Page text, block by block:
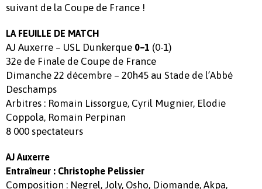
suivant de la Coupe de France !
LA FEUILLE DE MATCH
AJ Auxerre – USL Dunkerque 0–1 (0-1)
32e de Finale de Coupe de France
Dimanche 22 décembre – 20h45 au Stade de l’Abbé
Deschamps
Arbitres : Romain Lissorgue, Cyril Mugnier, Elodie
Coppola, Romain Perpinan
8 000 spectateurs
AJ Auxerre
Entraîneur : Christophe Pelissier
Composition : Negrel, Joly, Osho, Diomande, Akpa,